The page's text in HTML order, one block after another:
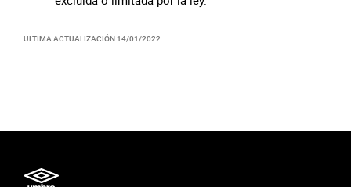
ULTIMA ACTUALIZACIÓN 14/01/2022